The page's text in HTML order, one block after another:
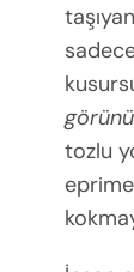
tozlu